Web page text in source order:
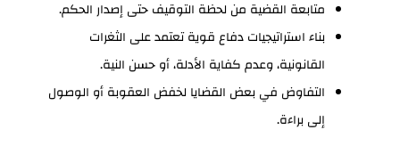
متابعة القضية من لحظة التوقيف حتى إصدار الحكم.
بناء استراتيجيات دفاع قوية تعتمد على الثغرات
القانونية، وعدم كفاية الأدلة، أو حسن النية.
التفاوض في بعض القضايا لخفض العقوبة أو الوصول
إلى براءة.